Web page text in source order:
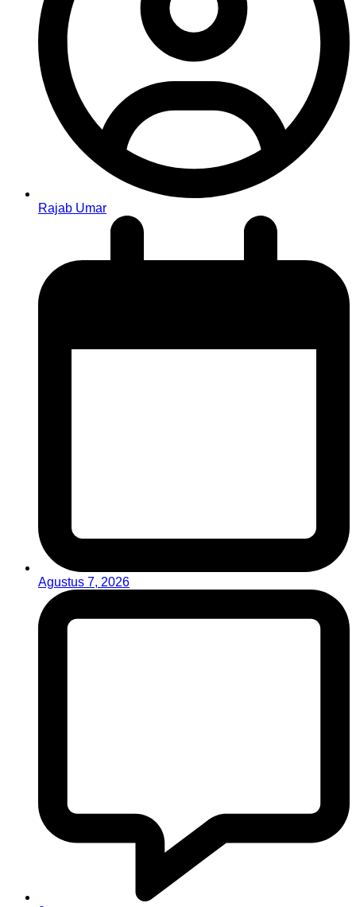
Rajab Umar
Agustus 7, 2026